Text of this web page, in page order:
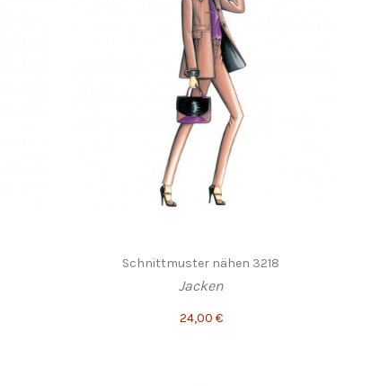
Schnittmuster nähen 3218
Jacken
24,00 €